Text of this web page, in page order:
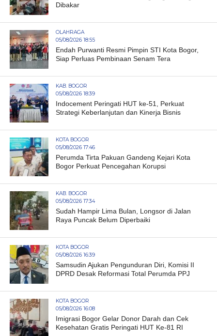
Dibakar
OLAHRAGA
05/08/2026 18:55
Endah Purwanti Resmi Pimpin STI Kota Bogor,
Siap Perluas Pembinaan Senam Tera
KAB. BOGOR
05/08/2026 18:39
Indocement Peringati HUT ke-51, Perkuat
Strategi Keberlanjutan dan Kinerja Bisnis
KOTA BOGOR
05/08/2026 17:46
Perumda Tirta Pakuan Gandeng Kejari Kota
Bogor Perkuat Pencegahan Korupsi
KAB. BOGOR
05/08/2026 17:34
Sudah Hampir Lima Bulan, Longsor di Jalan
Raya Puncak Belum Diperbaiki
KOTA BOGOR
05/08/2026 16:39
Samsudin Ajukan Pengunduran Diri, Komisi II
DPRD Desak Reformasi Total Perumda PPJ
KOTA BOGOR
05/08/2026 16:08
Imigrasi Bogor Gelar Donor Darah dan Cek
Kesehatan Gratis Peringati HUT Ke-81 RI